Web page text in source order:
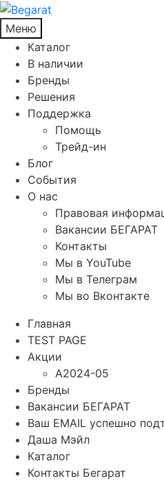
Меню
Каталог
В наличии
Бренды
Решения
Поддержка
Помощь
Трейд-ин
Блог
События
О нас
Правовая
Вакансии БЕГАРАТ
Контакты
Мы в YouTube
Мы в Телеграм
Мы во Вконтакте
Главная
TEST PAGE
Акции
A2024-05
Бренды
Вакансии БЕГАРАТ
Ваш EMAIL успешно
Даша Мэйл
Каталог
Контакты Бегарат